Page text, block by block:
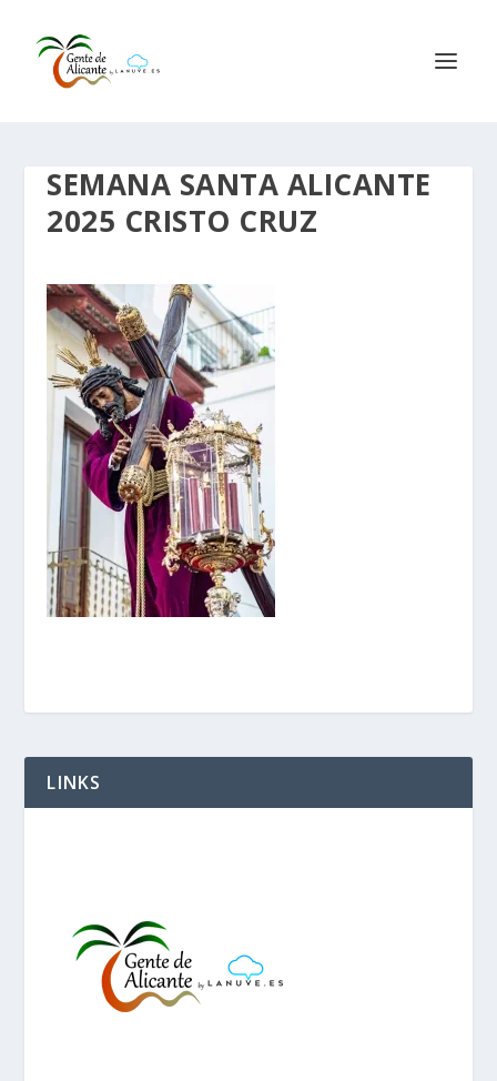
SEMANA SANTA ALICANTE
2025 CRISTO CRUZ
LINKS